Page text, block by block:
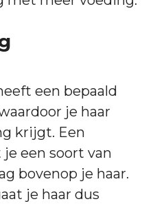
een bepaald
je haar
krijgt. Een
een soort van
bovenop je haar.
je haar dus